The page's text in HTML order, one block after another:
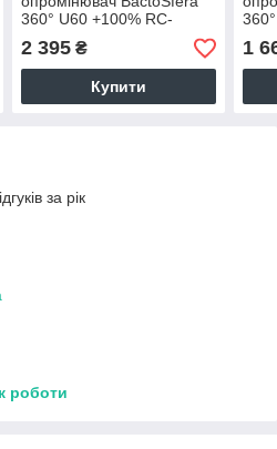
360° U60 +100% RC-
TIMER White
2 395₴
Купити
1
за рік
роботи